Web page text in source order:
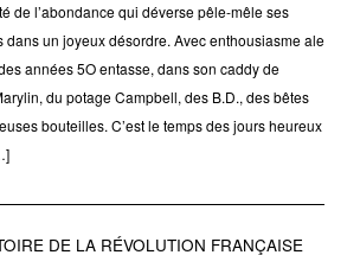
de l’abondance qui déverse pêle-mêle ses
dans un joyeux désordre. Avec enthousiasme ale
années 5O entasse, dans son caddy de
du potage Campbell, des B.D., des bêtes
bouteilles. C’est le temps des jours heureux
DE LA RÉVOLUTION FRANÇAISE